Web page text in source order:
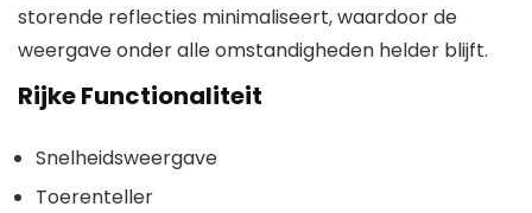
storende reflecties minimaliseert, waardoor de
weergave onder alle omstandigheden helder blijft.
Rijke Functionaliteit
Snelheidsweergave
Toerenteller